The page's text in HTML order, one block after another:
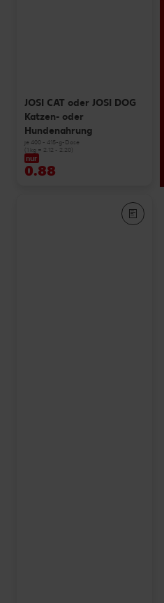
JOSI CAT oder JOSI DOG
Katzen- oder
Hundenahrung
je 400 - 415-g-Dose
(1 kg = 2.12 - 2.20)
nur
0.88